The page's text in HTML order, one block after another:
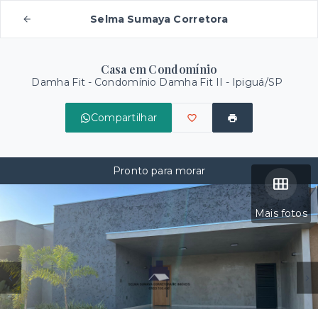
Selma Sumaya Corretora
Casa em Condomínio
Damha Fit - Condomínio Damha Fit II - Ipiguá/SP
Compartilhar
Mais fotos
Pronto para morar